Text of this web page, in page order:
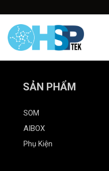
content
SẢN PHẨM
SOM
AIBOX
Phụ Kiện